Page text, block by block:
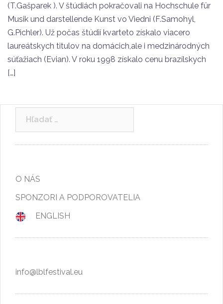
(T.Gašparek ). V štúdiách pokračovali na Hochschule für
Musik und darstellende Kunst vo Viedni (F.Samohyl,
G.Pichler). Už počas štúdií kvarteto získalo viacero
laureátskych titulov na domácich,ale i medzinárodných
súťažiach (Evian). V roku 1998 získalo cenu brazílskych
[…]
O NÁS
SPONZORI A PODPOROVATELIA
ENGLISH
info@lblfestival.eu